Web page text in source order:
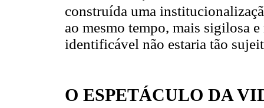
construída uma
ao mesmo tempo, mais sigilosa
identificável não estaria tão
O ESPETÁCULO DA